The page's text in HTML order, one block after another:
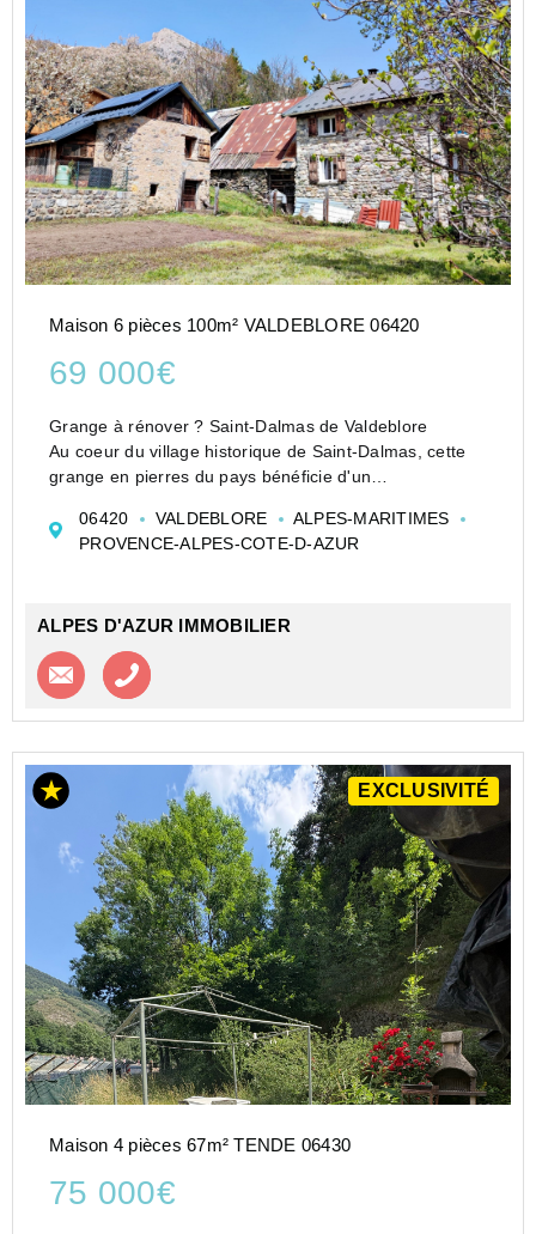
Maison 6 pièces 100m² VALDEBLORE 06420
69 000€
Grange à rénover ? Saint-Dalmas de Valdeblore
Au coeur du village historique de Saint-Dalmas, cette
grange en pierres du pays bénéficie d'un
Environ 100 m² au sol, sur 3 niveaux, soit près de 300
m² de potentiel ...
06420 VALDEBLORE
ALPES-MARITIMES
PROVENCE-ALPES-COTE-D-AZUR
ALPES D'AZUR IMMOBILIER
Contacter l'agence
EXCLUSIVITÉ
Maison 4 pièces 67m² TENDE 06430
75 000€